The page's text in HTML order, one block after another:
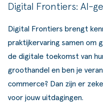
Digital Frontiers: AI-
Digital Frontiers brengt
praktijkervaring samen om
de digitale toekomst van
groothandel en ben je
commerce? Dan zijn er
voor jouw uitdagingen.